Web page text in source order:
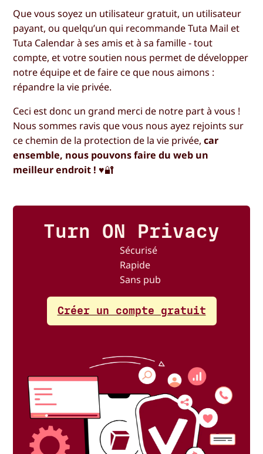
Que vous soyez un utilisateur gratuit, un utilisateur
payant, ou quelqu’un qui recommande Tuta Mail et
Tuta Calendar à ses amis et à sa famille - tout
compte, et votre soutien nous permet de développer
notre équipe et de faire ce que nous aimons :
répandre la vie privée.
Ceci est donc un grand merci de notre part à vous !
Nous sommes ravis que vous nous ayez rejoints sur
ce chemin de la protection de la vie privée,car
ensemble, nous pouvons faire du web un
meilleur endroit ! ♥️🔐
Turn ON Privacy
Sécurisé
Rapide
Sans pub
Créer un compte gratuit